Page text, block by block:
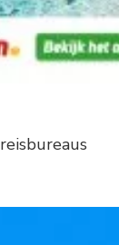
reisbureaus